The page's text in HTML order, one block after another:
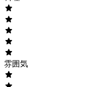
雰囲気